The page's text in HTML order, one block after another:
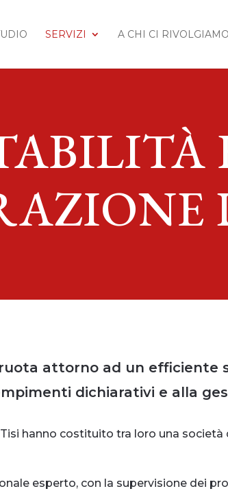
SERVIZI A CHI CI RIVOLGIAMO
attorno ad un efficiente
dichiarativi e alla
hanno costituito tra loro una società
esperto, con la supervisione dei